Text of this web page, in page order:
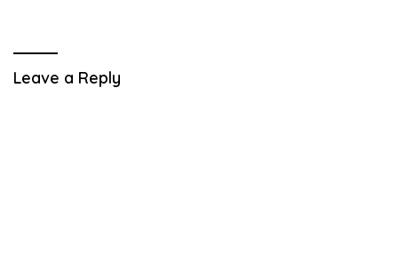
Leave a Reply